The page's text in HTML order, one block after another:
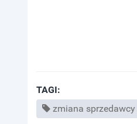
TAGI:
zmiana sprzedawcy